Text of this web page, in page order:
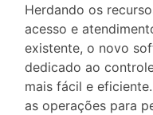
Herdando os
acesso e
existente, o novo
dedicado ao
mais fácil e
as operações para